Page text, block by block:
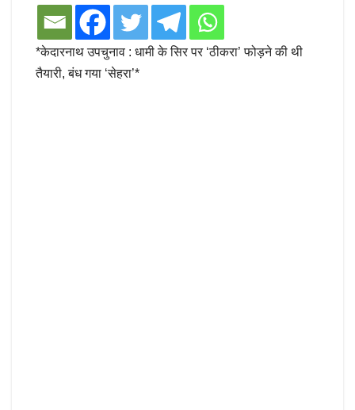
*केदारनाथ उपचुनाव : धामी के सिर पर ‘ठीकरा’ फोड़ने की थी
तैयारी, बंध गया ‘सेहरा’*